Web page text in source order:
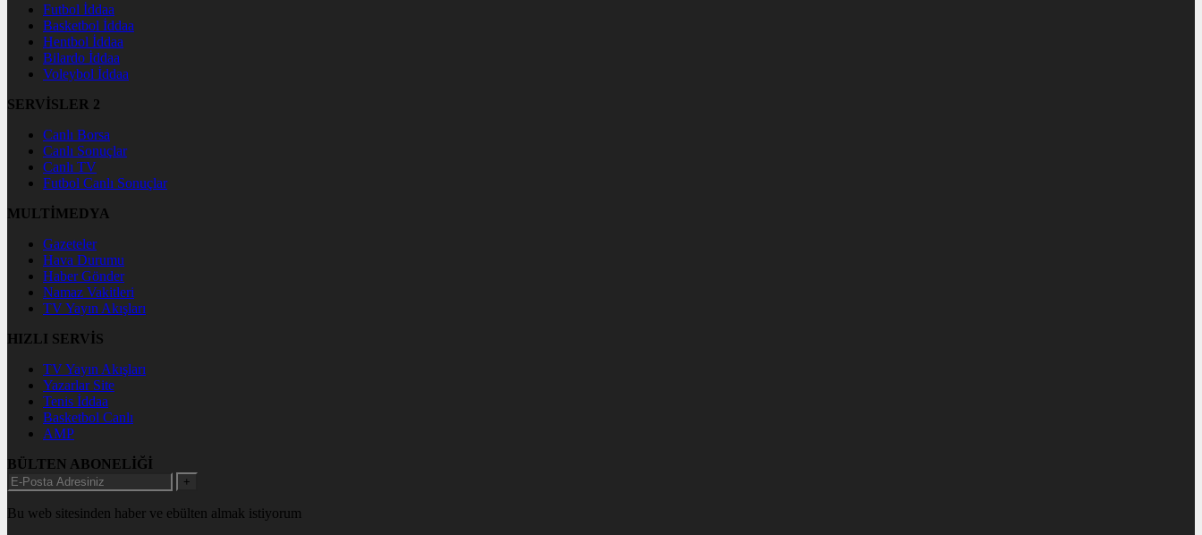
Futbol İddaa
Basketbol İddaa
Hentbol İddaa
Bilardo İddaa
Voleybol İddaa
SERVİSLER 2
Canlı Borsa
Canlı Sonuçlar
Canlı TV
Futbol Canlı Sonuçlar
MULTİMEDYA
Gazeteler
Hava Durumu
Haber Gönder
Namaz Vakitleri
TV Yayın Akışları
HIZLI SERVİS
TV Yayın Akışları
Yazarlar Site
Tenis İddaa
Basketbol Canlı
AMP
BÜLTEN ABONELİĞİ
+
Bu web sitesinden haber ve ebülten almak istiyorum